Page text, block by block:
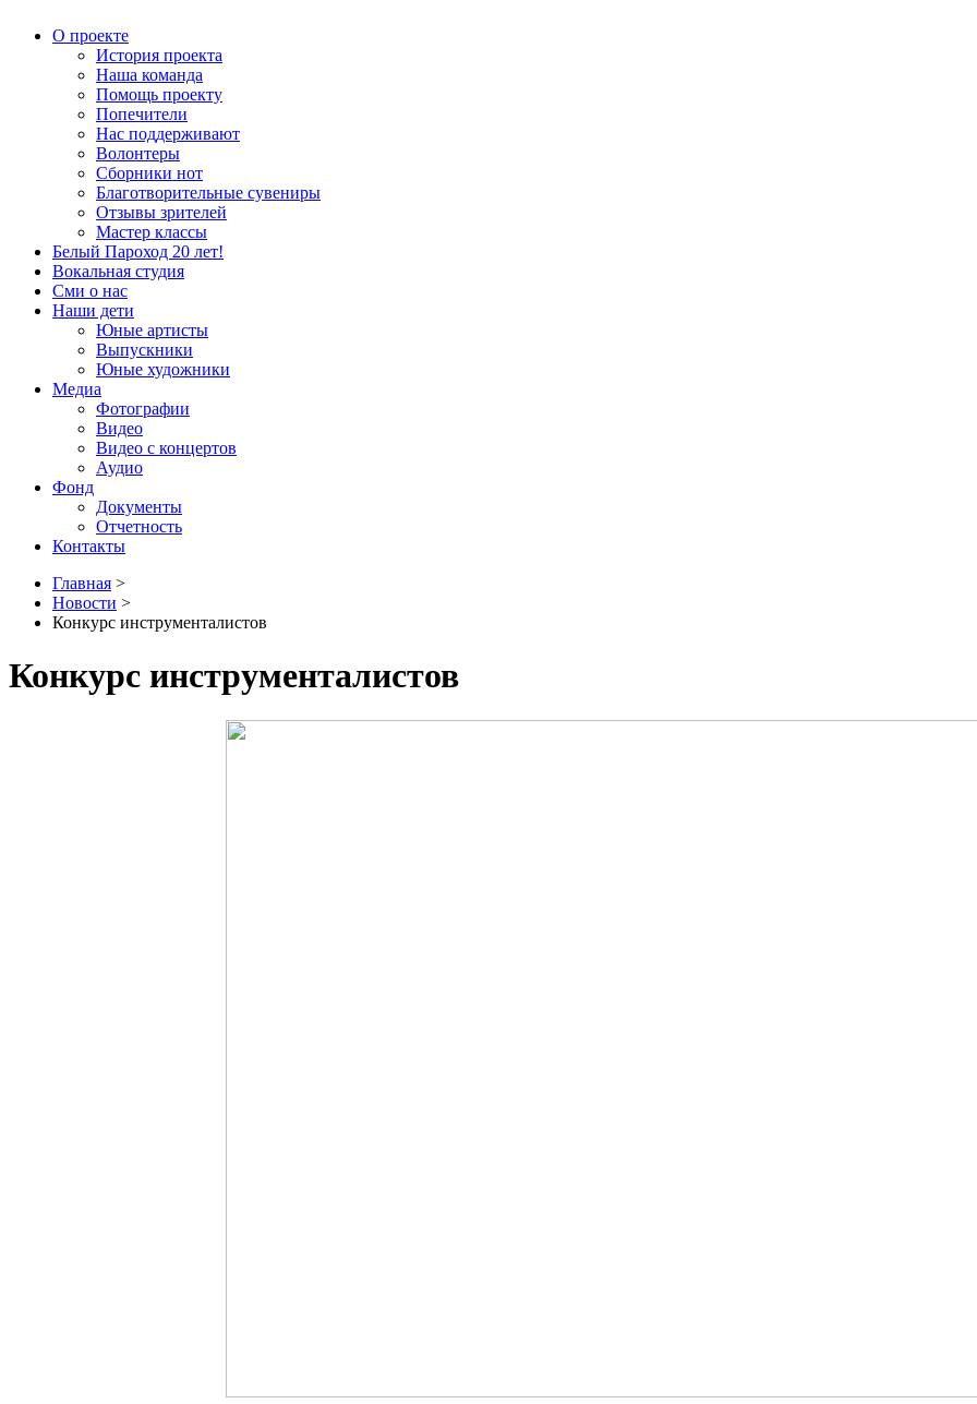
О проекте
История проекта
Наша команда
Помощь проекту
Попечители
Нас поддерживают
Волонтеры
Сборники нот
Благотворительные сувениры
Отзывы зрителей
Мастер классы
Белый Пароход 20 лет!
Вокальная студия
Сми о нас
Наши дети
Юные артисты
Выпускники
Юные художники
Медиа
Фотографии
Видео
Видео с концертов
Аудио
Фонд
Документы
Отчетность
Контакты
Главная >
Новости >
Конкурс инструменталистов
Конкурс инструменталистов